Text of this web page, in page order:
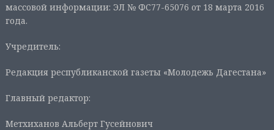
массовой информации: ЭЛ № ФС77-65076 от 18 марта 2016
года.
Учредитель:
Редакция республиканской газеты «Молодежь Дагестана»
Главный редактор:
Метхиханов Альберт Гусейнович